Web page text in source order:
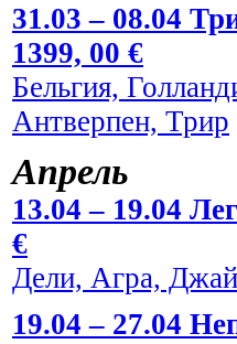
31.03 – 08.04
1399, 00 €
Бельгия,
Антверпен, Трир
Апрель
13.04 – 19.04
€
Дели, Агра,
19.04 – 27.04